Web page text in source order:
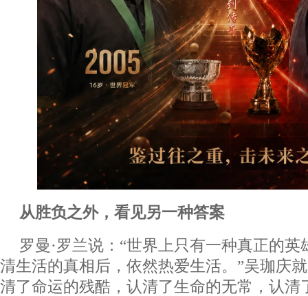
从胜负之外，看见另一种答案
罗曼·罗兰说：“世界上只有一种真正的
清生活的真相后，依然热爱生活。”吴珈庆
清了命运的残酷，认清了生命的无常，认清